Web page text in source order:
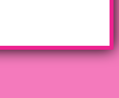
JZP